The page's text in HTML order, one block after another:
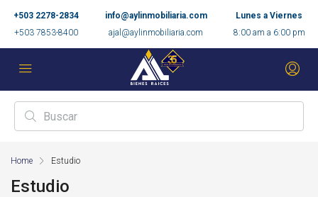
+503 2278-2834
+503 7853-8400
info@aylinmobiliaria.com
ajal@aylinmobiliaria.com
Lunes a Viernes
8:00 am a 6:00 pm
Home Estudio
Estudio